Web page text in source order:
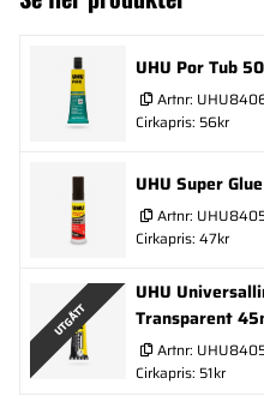
UHU Por Tub
Artnr:
Cirkapris: 56kr
UHU Super
Artnr:
Cirkapris: 47kr
UTGÅTT
UHU
Transparent
Artnr:
Cirkapris: 51kr